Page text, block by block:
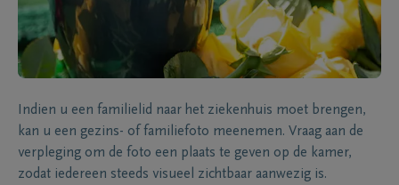
Indien u een familielid naar het ziekenhuis moet brengen,
kan u een gezins- of familiefoto meenemen. Vraag aan de
verpleging om de foto een plaats te geven op de kamer,
zodat iedereen steeds visueel zichtbaar aanwezig is.